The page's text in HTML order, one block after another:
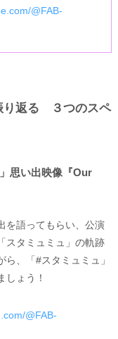
@FAB-
り返る ３つのスペ
思い出映像『Our
を語ってもらい、公演
スタミュミュ」の軌跡
、「#スタミュミュ」
しょう！
@FAB-